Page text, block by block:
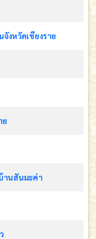
งหวัดเชียงราย
ย
านสันมะค่า